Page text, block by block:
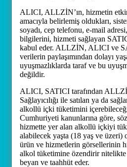
ALICI, ALLZİN’ın, hizmetin
amacıyla belirlemiş oldukları,
soyadı, cep telefonu, e-mail
bilgilerini, hizmeti sağlayan
kabul eder. ALLZİN, ALICI ve
verilerin paylaşımından dolayı
uyuşmazlıklarda taraf ve bu
değildir.
ALICI, SATICI tarafından
Sağlayıcılığı ile satılan ya da
alkollü içki tüketimini
Cumhuriyeti kanunlarına göre,
hizmette yer alan alkollü içkiyi
alabilecek yaşta (18 yaş ve üzeri)
ürün ve hizmetlerin görsellerinin
alkol tüketimine özendirir nitelikte
beyan ve taahhüt eder.